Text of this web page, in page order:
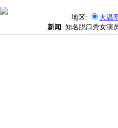
地区:
大温
新闻 : 知名脱口秀女演